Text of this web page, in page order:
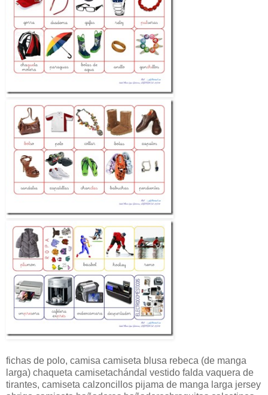
fichas de polo, camisa camiseta blusa rebeca (de manga
larga) chaqueta camisetachándal vestido falda vaquera de
tirantes, camiseta calzoncillos pijama de manga larga jersey